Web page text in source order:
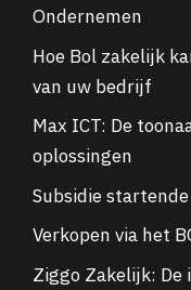
Ondernemen
Hoe Bol zakelijk
van uw bedrijf
Max ICT: De
oplossingen
Subsidie
Verkopen via het
Ziggo Zakelijk: De